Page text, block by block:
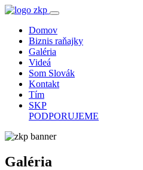
Domov
Biznis raňajky
Galéria
Videá
Som Slovák
Kontakt
Tím
SKP
PODPORUJEME
Galéria